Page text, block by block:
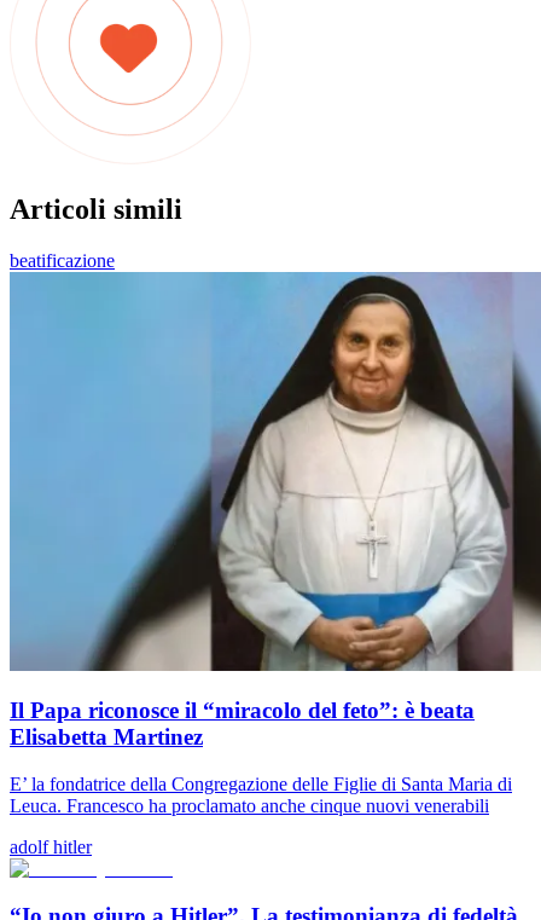
Articoli simili
beatificazione
Il Papa riconosce il “miracolo del feto”: è beata
Elisabetta Martinez
E’ la fondatrice della Congregazione delle Figlie di Santa Maria di
Leuca. Francesco ha proclamato anche cinque nuovi venerabili
adolf hitler